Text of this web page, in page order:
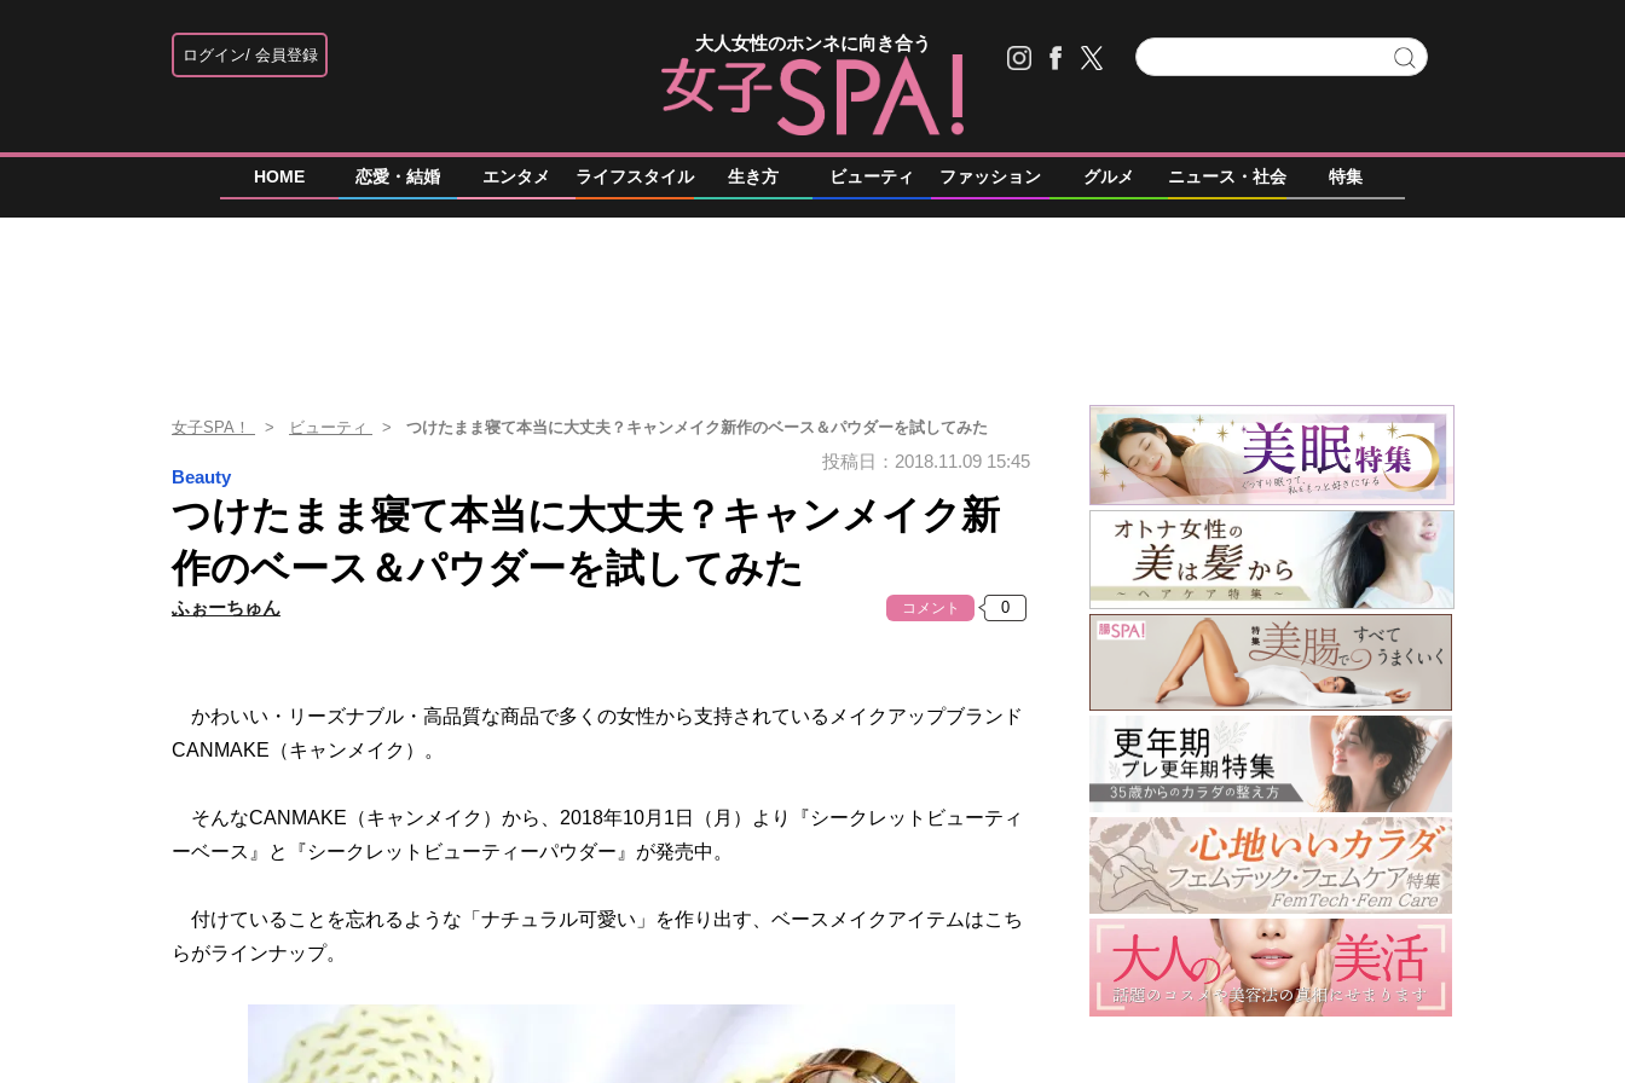
ログイン 会員登録
大人女性のホンネに向き合う
HOME 恋愛・結婚 エンタメ ライフスタイル 生き方 ビューティ ファッション グルメ ニュース・社会 特集
女子SPA！ ビューティ つけたまま寝て本当に大丈夫？キャンメイク新作のベース＆パウダーを試してみた
Beauty
投稿日：2018.11.09 15:45
つけたまま寝て本当に大丈夫？キャンメイク新
作のベース＆パウダーを試してみた
ふぉーちゅん コメント
かわいい・リーズナブル・高品質な商品で多くの女性から支持されているメイクアップブランド
CANMAKE（キャンメイク）。
そんなCANMAKE（キャンメイク）から、2018年10月1日（月）より『シークレットビューティ
ーベース』と『シークレットビューティーパウダー』が発売中。
付けていることを忘れるような「ナチュラル可愛い」を作り出す、ベースメイクアイテムはこち
らがラインナップ。